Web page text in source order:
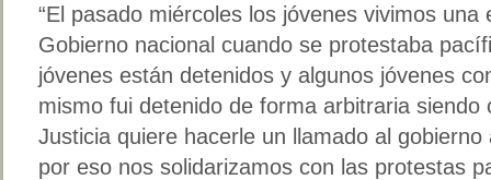
“El pasado miércoles los jóvenes vivimos
Gobierno nacional cuando se protestaba
jóvenes están detenidos y algunos jóvenes
mismo fui detenido de forma arbitraria siendo
Justicia quiere hacerle un llamado al
por eso nos solidarizamos con las protestas